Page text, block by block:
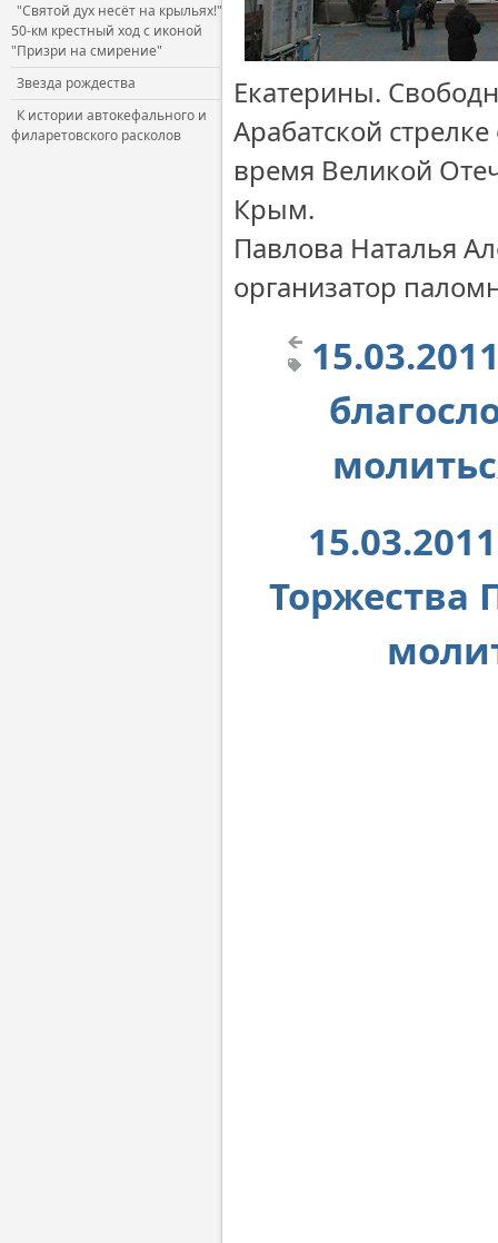
"Святой дух несёт на крыльях!"
50-км крестный ход с иконой
"Призри на смирение"
Звезда рождества
К истории автокефального и
филаретовского расколов
Екатерины.
Арабатской
время Великой
Крым.
Павлова Наталья
организатор
Торжества